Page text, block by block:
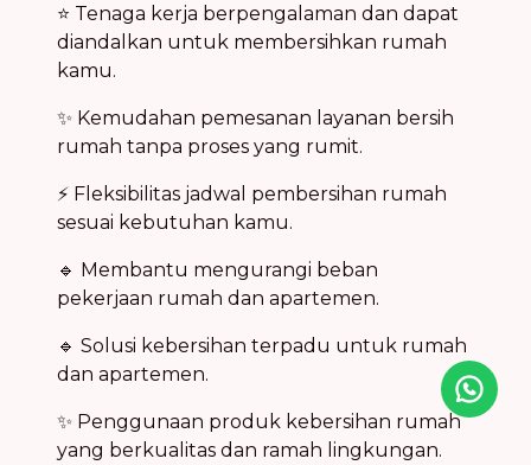
⭐ Tenaga kerja berpengalaman dan dapat
diandalkan untuk membersihkan rumah
kamu.
✨ Kemudahan pemesanan layanan bersih
rumah tanpa proses yang rumit.
⚡ Fleksibilitas jadwal pembersihan rumah
sesuai kebutuhan kamu.
🔹 Membantu mengurangi beban
pekerjaan rumah dan apartemen.
🔹 Solusi kebersihan terpadu untuk rumah
dan apartemen.
✨ Penggunaan produk kebersihan rumah
yang berkualitas dan ramah lingkungan.
Icon